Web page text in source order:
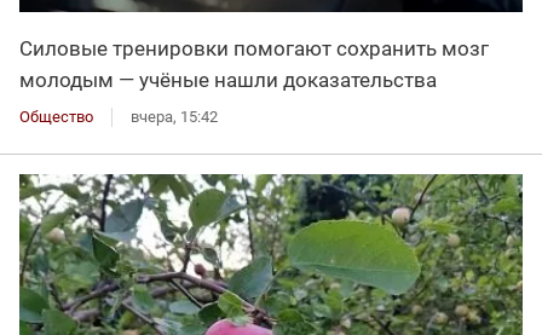
Силовые тренировки помогают сохранить мозг
молодым — учёные нашли доказательства
Общество вчера, 15:42